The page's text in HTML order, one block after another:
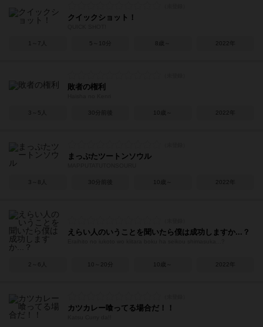
クイックショット！
1～7人 5～10分 8歳～ 2022年
敗者の権利
3～5人 30分前後 10歳～ 2022年
まっぷたツートンソウル
3～8人 30分前後 10歳～ 2022年
えらい人のいうことを聞いたら僕は成功しますか...？
2～6人 10～20分 10歳～ 2022年
カツカレー喰ってる場合だ！！